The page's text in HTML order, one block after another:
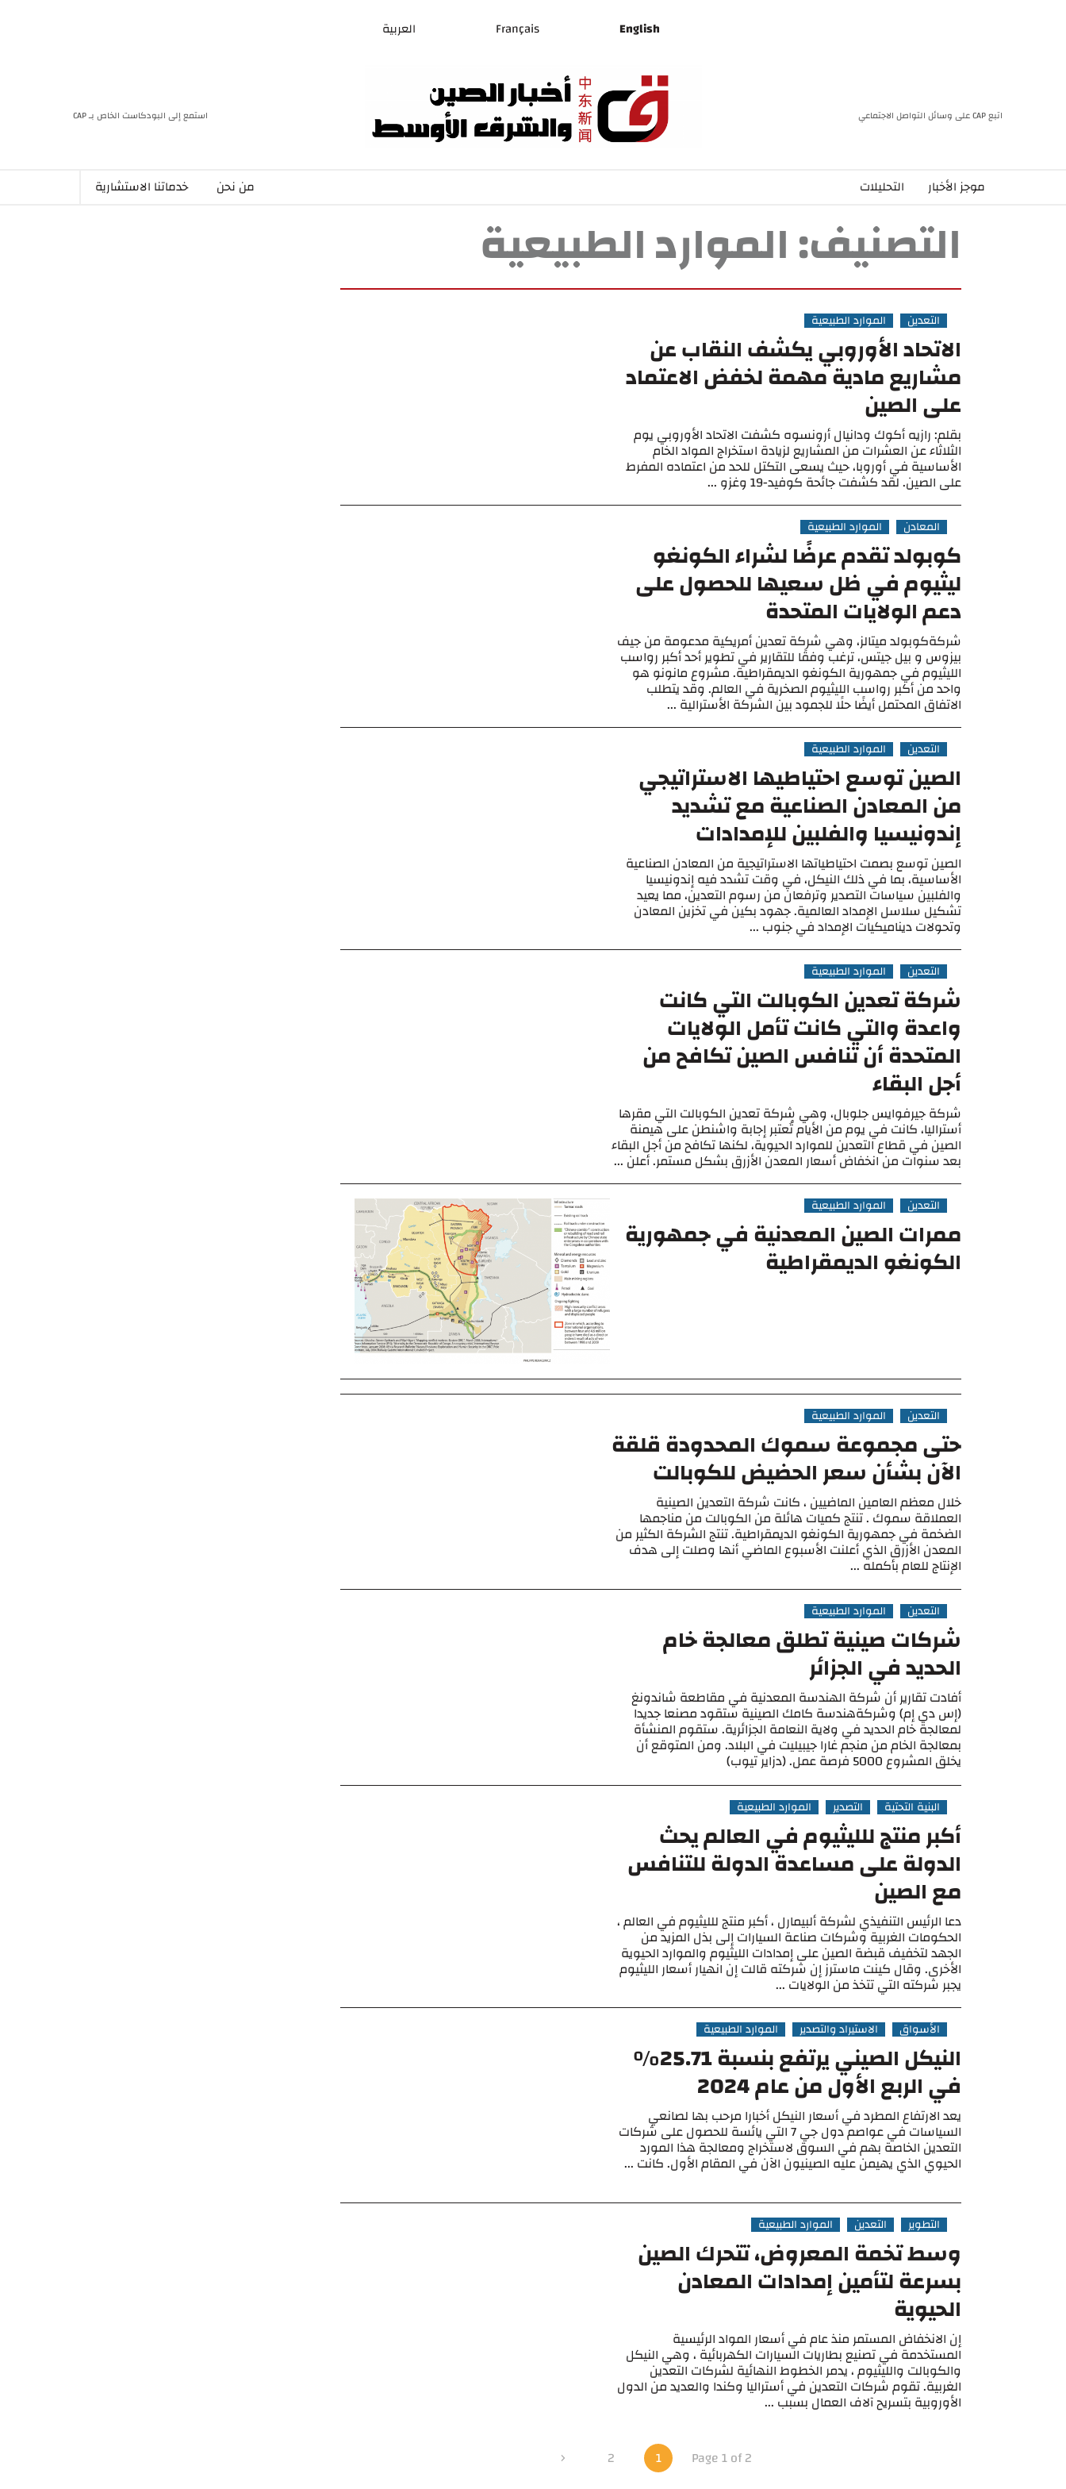
English
Français العربية
اتبع CAP على وسائل التواصل الاجتماعي استمع إلى البودكاست الخاص بـ CAP
موجز الأخبار التحليلات من نحن خدماتنا الاستشارية
التصنيف:الموارد الطبيعية
التعدين الموارد الطبيعية
الاتحاد الأوروبي يكشف النقاب عن
مشاريع مادية مهمة لخفض الاعتماد
على الصين
بقلم: رازيه أكوك ودانيال أرونسوه كشفت الاتحاد الأوروبي يوم
الثلاثاء عن العشرات من المشاريع لزيادة استخراج المواد الخام
الأساسية في أوروبا، حيث يسعى التكتل للحد من اعتماده المفرط
على الصين. لقد كشفت جائحة كوفيد-19 وغزو ...
المعادن الموارد الطبيعية
كوبولد تقدم عرضًا لشراء الكونغو
ليثيوم في ظل سعيها للحصول على
دعم الولايات المتحدة
شركةكوبولد ميتالز، وهي شركة تعدين أمريكية مدعومة من جيف
بيزوس و بيل جيتس، ترغب وفقًا للتقارير في تطوير أحد أكبر رواسب
الليثيوم في جمهورية الكونغو الديمقراطية. مشروع مانونو هو
واحد من أكبر رواسب الليثيوم الصخرية في العالم. وقد يتطلب
الاتفاق المحتمل أيضًا حلًا للجمود بين الشركة الأسترالية ...
التعدين الموارد الطبيعية
الصين توسع احتياطيها الاستراتيجي
من المعادن الصناعية مع تشديد
إندونيسيا والفلبين للإمدادات
الصين توسع بصمت احتياطياتها الاستراتيجية من المعادن الصناعية
الأساسية، بما في ذلك النيكل، في وقت تشدد فيه إندونيسيا
والفلبين سياسات التصدير وترفعان من رسوم التعدين، مما يعيد
تشكيل سلاسل الإمداد العالمية. جهود بكين في تخزين المعادن
وتحولات ديناميكيات الإمداد في جنوب ...
التعدين الموارد الطبيعية
شركة تعدين الكوبالت التي كانت
واعدة والتي كانت تأمل الولايات
المتحدة أن تنافس الصين تكافح من
أجل البقاء
شركة جيرفوايس جلوبال، وهي شركة تعدين الكوبالت التي مقرها
أستراليا، كانت في يوم من الأيام تُعتبر إجابة واشنطن على هيمنة
الصين في قطاع التعدين للموارد الحيوية، لكنها تكافح من أجل البقاء
بعد سنوات من انخفاض أسعار المعدن الأزرق بشكل مستمر. أعلن ...
التعدين الموارد الطبيعية
ممرات الصين المعدنية في جمهورية
الكونغو الديمقراطية
التعدين الموارد الطبيعية
حتى مجموعة سموك المحدودة قلقة
الآن بشأن سعر الحضيض للكوبالت
خلال معظم العامين الماضيين ، كانت شركة التعدين الصينية
العملاقة سموك . تنتج كميات هائلة من الكوبالت من مناجمها
الضخمة في جمهورية الكونغو الديمقراطية. تنتج الشركة الكثير من
المعدن الأزرق الذي أعلنت الأسبوع الماضي أنها وصلت إلى هدف
الإنتاج للعام بأكمله ...
التعدين الموارد الطبيعية
شركات صينية تطلق معالجة خام
الحديد في الجزائر
أفادت تقارير أن شركة الهندسة المعدنية في مقاطعة شاندونغ
(إس دي إم) وشركةهندسة كامك الصينية ستقود مصنعا جديدا
لمعالجة خام الحديد في ولاية النعامة الجزائرية. ستقوم المنشأة
بمعالجة الخام من منجم غارا جيبيليت في البلاد. ومن المتوقع أن
يخلق المشروع 5000 فرصة عمل. (دزاير تيوب)
البنية التحتية التصدير الموارد الطبيعية
أكبر منتج للليثيوم في العالم يحث
الدولة على مساعدة الدولة للتنافس
مع الصين
دعا الرئيس التنفيذي لشركة ألبيمارل ، أكبر منتج للليثيوم في العالم ،
الحكومات الغربية وشركات صناعة السيارات إلى بذل المزيد من
الجهد لتخفيف قبضة الصين على إمدادات الليثيوم والموارد الحيوية
الأخرى. وقال كينت ماسترز إن شركته قالت إن انهيار أسعار الليثيوم
يجبر شركته التي تتخذ من الولايات ...
الأسواق الاستيراد والتصدير الموارد الطبيعية
النيكل الصيني يرتفع بنسبة 25.71٪
في الربع الأول من عام 2024
يعد الارتفاع المطرد في أسعار النيكل أخبارا مرحب بها لصانعي
السياسات في عواصم دول جي 7 التي يائسة للحصول على شركات
التعدين الخاصة بهم في السوق لاستخراج ومعالجة هذا المورد
الحيوي الذي يهيمن عليه الصينيون الآن في المقام الأول. كانت ...
التطوير التعدين الموارد الطبيعية
وسط تخمة المعروض، تتحرك الصين
بسرعة لتأمين إمدادات المعادن
الحيوية
إن الانخفاض المستمر منذ عام في أسعار المواد الرئيسية
المستخدمة في تصنيع بطاريات السيارات الكهربائية ، وهي النيكل
والكوبالت والليثيوم ، يدمر الخطوط النهائية لشركات التعدين
الغربية. تقوم شركات التعدين في أستراليا وكندا والعديد من الدول
الأوروبية بتسريح آلاف العمال بسبب ...
Page 1 of 2
1
2